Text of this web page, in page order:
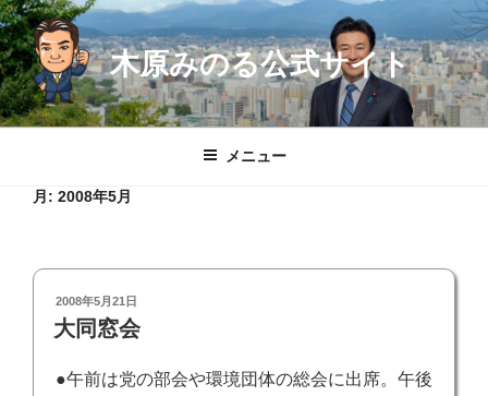
コ
ン
テ
ン
ツ
木原みのる公式サイト
メニュー
月: 2008年5月
投
稿
日:
2008年5月21日
大同窓会
●午前は党の部会や環境団体の総会に出席。午後